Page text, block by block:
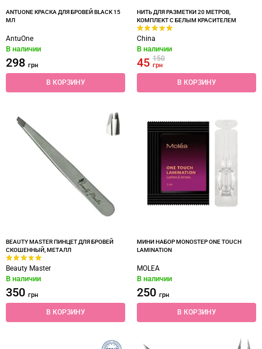
ANTUONE КРАСКА ДЛЯ БРОВЕЙ BLACK 15
МЛ
AntuOne
В наличии
298 грн
В КОРЗИНУ
НИТЬ ДЛЯ РАЗМЕТКИ 20 МЕТРОВ,
КОМПЛЕКТ С БЕЛЫМ КРАСИТЕЛЕМ
China
В наличии
45 150
грн
В КОРЗИНУ
BEAUTY MASTER ПИНЦЕТ ДЛЯ БРОВЕЙ
СКОШЕННЫЙ, МЕТАЛЛ
Beauty Master
В наличии
350 грн
В КОРЗИНУ
МИНИ НАБОР MONOSTEP ONE TOUCH
LAMINATION
MOLEA
В наличии
250 грн
В КОРЗИНУ